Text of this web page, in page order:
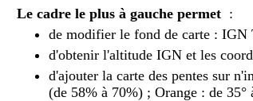
Le cadre le plus à gauche permet :
de modifier le fond de carte : IGN
d'obtenir l'altitude IGN et les
d'ajouter la carte des pentes sur
(de 58% à 70%) ; Orange : de